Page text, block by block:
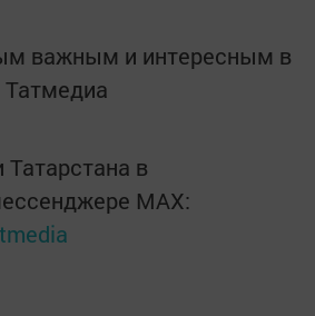
важным и интересным в
Татмедиа
Татарстана в
MАХ: